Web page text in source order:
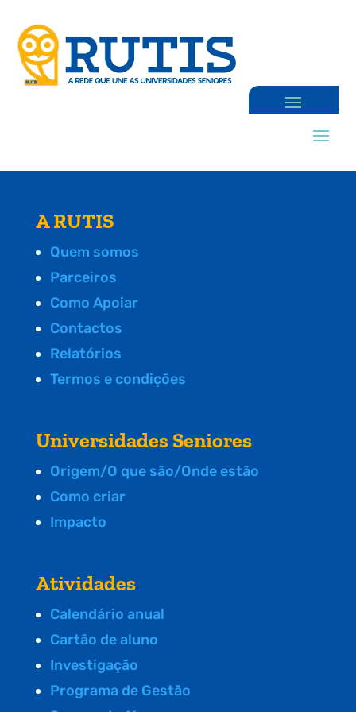
A RUTIS
Quem somos
Parceiros
Como Apoiar
Contactos
Relatórios
Termos e condições
Universidades Seniores
Origem/O que são/Onde estão
Como criar
Impacto
Atividades
Calendário anual
Cartão de aluno
Investigação
Programa de Gestão